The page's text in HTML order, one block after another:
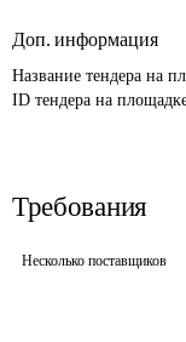
Доп. информация
Название тендера на
ID тендера на
Требования
Несколько поставщиков